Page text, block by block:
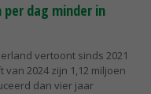
dag minder in
vertoont sinds 2021
2024 zijn 1,12 miljoen
dan vier jaar